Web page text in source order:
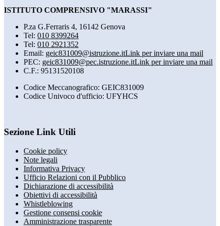
ISTITUTO COMPRENSIVO "MARASSI"
P.za G.Ferraris 4, 16142 Genova
Tel: 010 8399264
Tel: 010 2921352
Email: geic831009@istruzione.itLink per inviare una mail
PEC: geic831009@pec.istruzione.itLink per inviare una mail
C.F.: 95131520108
Codice Meccanografico: GEIC831009
Codice Univoco d'ufficio: UFYHCS
Sezione Link Utili
Cookie policy
Note legali
Informativa Privacy
Ufficio Relazioni con il Pubblico
Dichiarazione di accessibilità
Obiettivi di accessibilità
Whistleblowing
Gestione consensi cookie
Amministrazione trasparente